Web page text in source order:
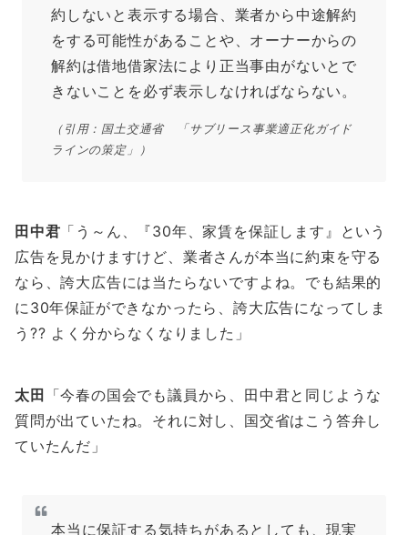
約しないと表示する場合、業者から中途解約
をする可能性があることや、オーナーからの
解約は借地借家法により正当事由がないとで
きないことを必ず表示しなければならない。
（引用：国土交通省 「サブリース事業適正化ガイド
ラインの策定」）
田中君 「う～ん、 『30年、家賃を保証します』 という
広告を見かけますけど、業者さんが本当に約束を守る
なら、誇大広告には当たらないですよね。でも結果的
に30年保証ができなかったら、誇大広告になってしま
う?? よく分からなくなりました」
太田
「今春の国会でも議員から、田中君と同じような
質問が出ていたね。それに対し、国交省はこう答弁し
ていたんだ」
本当に保証する気持ちがあるとしても、現実